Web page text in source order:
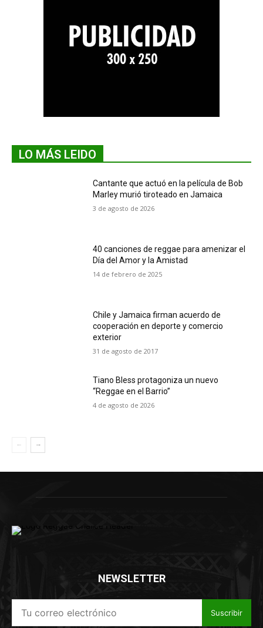
LO MÁS LEIDO
Cantante que actuó en la película de Bob
Marley murió tiroteado en Jamaica
3 de agosto de 2026
40 canciones de reggae para amenizar el
Día del Amor y la Amistad
14 de febrero de 2025
Chile y Jamaica firman acuerdo de
cooperación en deporte y comercio
exterior
31 de agosto de 2017
Tiano Bless protagoniza un nuevo
“Reggae en el Barrio”
4 de agosto de 2026
NEWSLETTER
Suscribir